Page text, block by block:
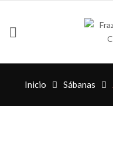
Inicio Sábanas